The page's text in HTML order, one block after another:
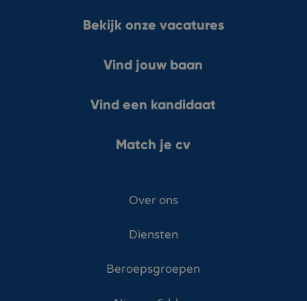
Bekijk onze vacatures
Vind jouw baan
Vind een kandidaat
Match je cv
Over ons
Diensten
Beroepsgroepen